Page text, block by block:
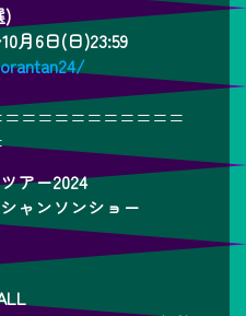
)
月6日(日)23:59
ツアー2024
ャンソンショー